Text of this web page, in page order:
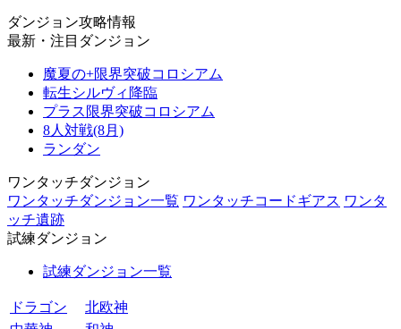
ダンジョン攻略情報
最新・注目ダンジョン
魔夏の+限界突破コロシアム
転生シルヴィ降臨
プラス限界突破コロシアム
8人対戦(8月)
ランダン
ワンタッチダンジョン
ワンタッチダンジョン一覧 ワンタッチコードギアス ワンタ
ッチ遺跡
試練ダンジョン
試練ダンジョン一覧
ドラゴン
北欧神